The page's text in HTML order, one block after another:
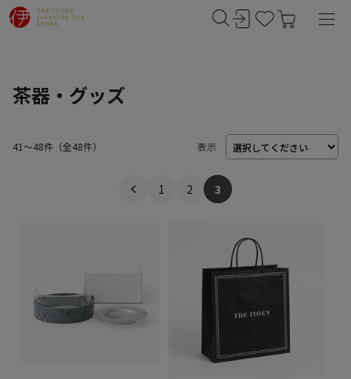
茶器・グッズ
表示
41～48件 （ 48件）
1 2 3